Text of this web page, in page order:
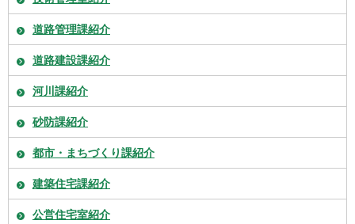
道路管理課紹介
道路建設課紹介
河川課紹介
砂防課紹介
都市・まちづくり課紹介
建築住宅課紹介
公営住宅室紹介